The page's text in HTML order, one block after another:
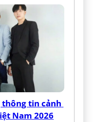
thông tin cảnh
Nam 2026